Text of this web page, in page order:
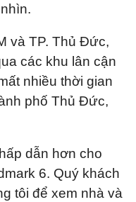
và TP. Thủ Đức,
các khu lân cận
nhiều thời gian
phố Thủ Đức,
dẫn hơn cho
6. Quý khách
tôi để xem nhà và